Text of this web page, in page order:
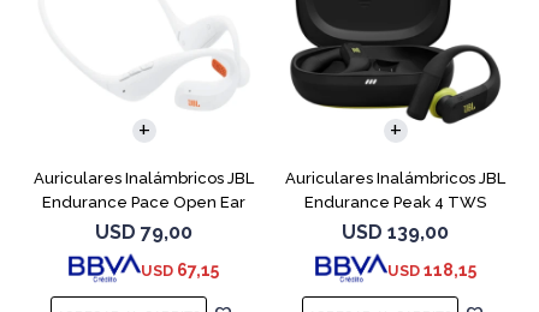
Auriculares Inalámbricos JBL
Endurance Pace Open Ear
Blanco
USD 79,00
USD 67,15
Auriculares Inalámbricos JBL
Endurance Peak 4 TWS
Negro
USD 139,00
USD 118,15